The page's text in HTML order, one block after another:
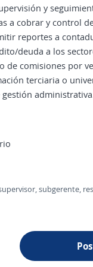
y
a cobrar y control
reportes a
deuda a los
de comisiones por
terciaria o
subgerente,